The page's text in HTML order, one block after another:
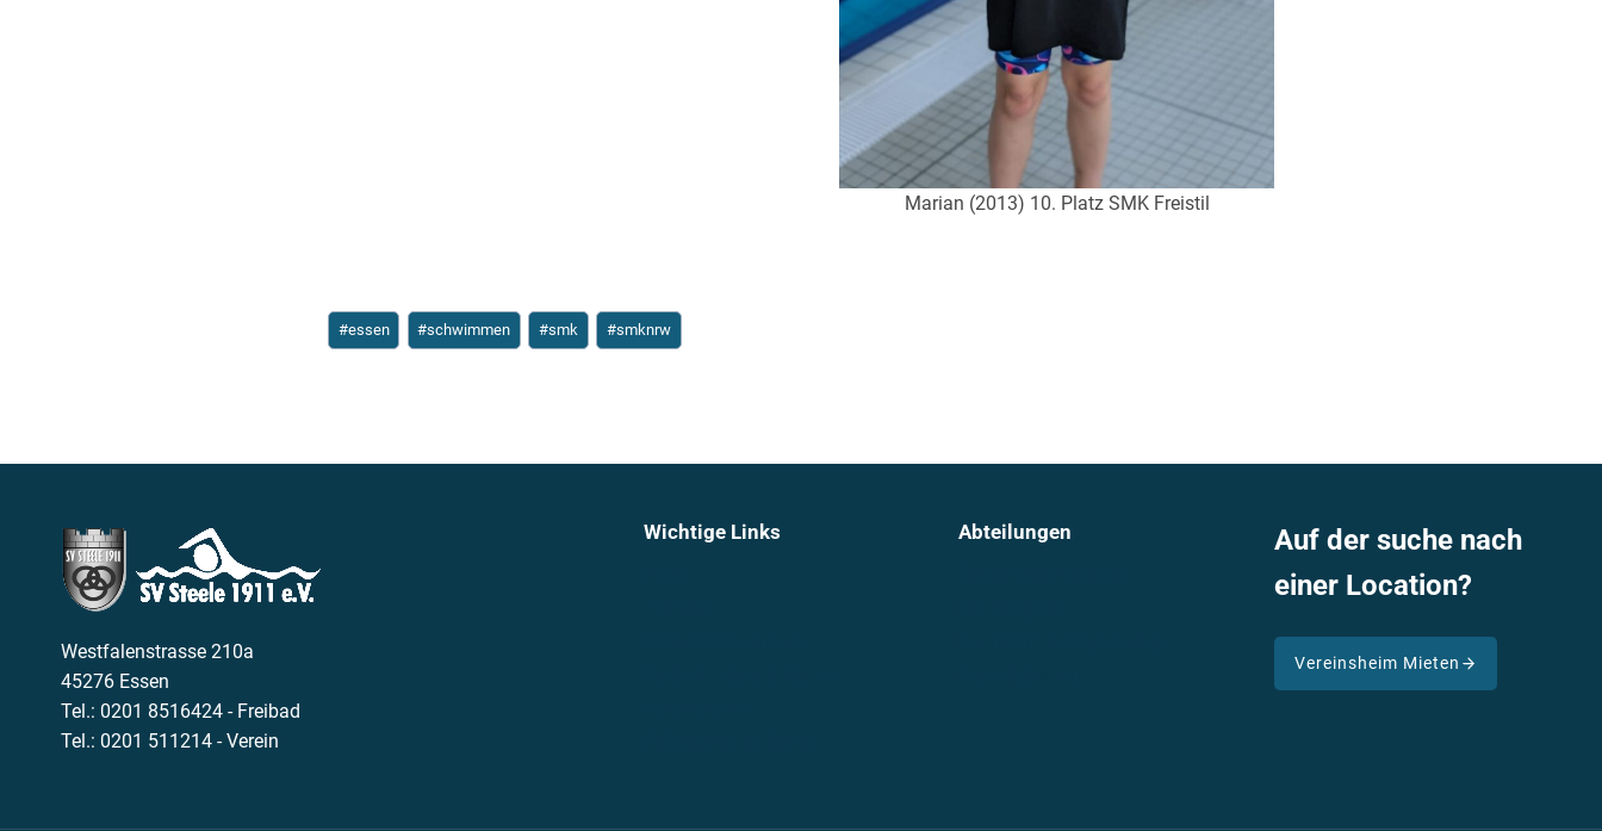
Marian (2013) 10. Platz SMK Freistil
Schlagworte:
#essen #schwimmen #smk #smknrw
Westfalenstrasse 210a
45276 Essen
Tel.: 0201 8516424 - Freibad
Tel.: 0201 511214 - Verein
Wichtige Links Abteilungen
Auf der suche nach
einer Location?
Vereinsheim Mieten